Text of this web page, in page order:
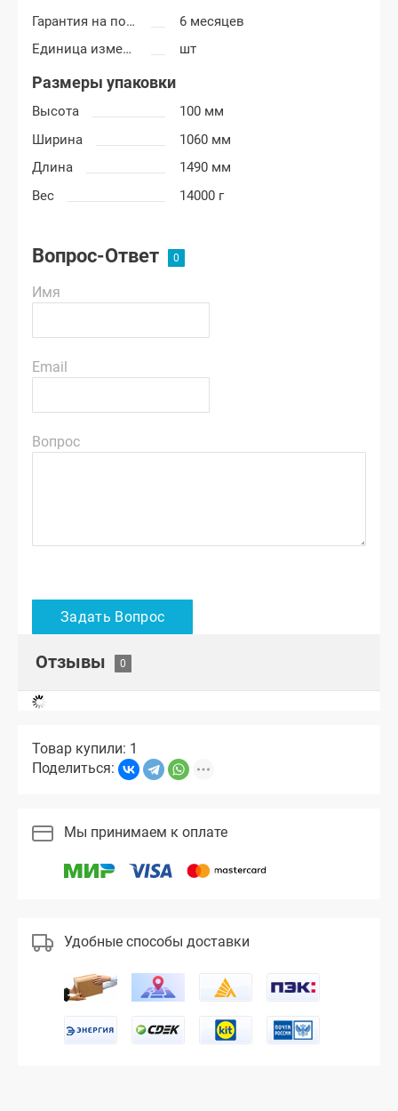
Гарантия на покраску
6 месяцев
Единица измерения
шт
Размеры упаковки
Высота
100 мм
Ширина
1060 мм
Длина
1490 мм
Вес
14000 г
Вопрос-Ответ
Имя
Email
Вопрос
Отзывы
Товар купили: 1
Поделиться:
Мы принимаем к оплате
Удобные способы доставки